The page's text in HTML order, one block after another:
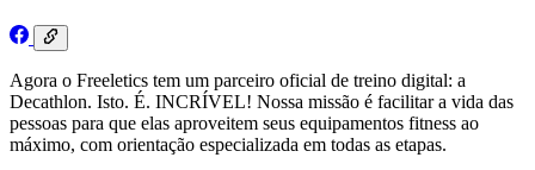
Agora o Freeletics tem um parceiro oficial de treino digital: a
Decathlon. Isto. É. INCRÍVEL! Nossa missão é facilitar a vida das
pessoas para que elas aproveitem seus equipamentos fitness ao
máximo, com orientação especializada em todas as etapas.